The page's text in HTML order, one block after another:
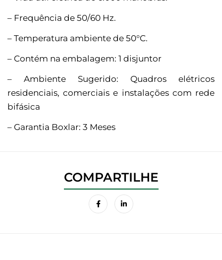
– Frequência de 50/60 Hz.
– Temperatura ambiente de 50°C.
– Contém na embalagem: 1 disjuntor
– Ambiente Sugerido: Quadros elétricos
residenciais, comerciais e instalações com rede
bifásica
– Garantia Boxlar: 3 Meses